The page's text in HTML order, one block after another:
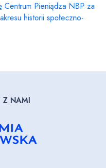
Pieniądza NBP za
historii społeczno-
Z NAMI